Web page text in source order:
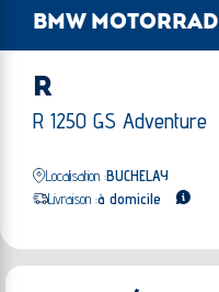
BMW MOTORRAD
R
R 1250 GS Adventure
Localisation :BUCHELAY
Livraison :à domicile